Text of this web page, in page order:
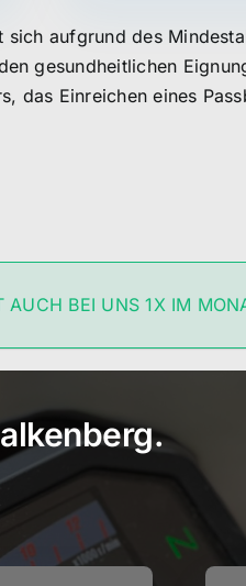
sich aufgrund des
gesundheitlichen
das Einreichen eines
AUCH BEI UNS 1X IM